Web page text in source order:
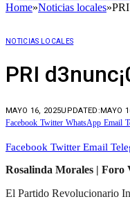
Home»Noticias locales»
NOTICIAS LOCALES
PRI
MAYO 16, 2025UPDATED:MAYO
Facebook Twitter WhatsApp Email
Facebook Twitter Email
Rosalinda Morales | Foro
El Partido Revolucionario